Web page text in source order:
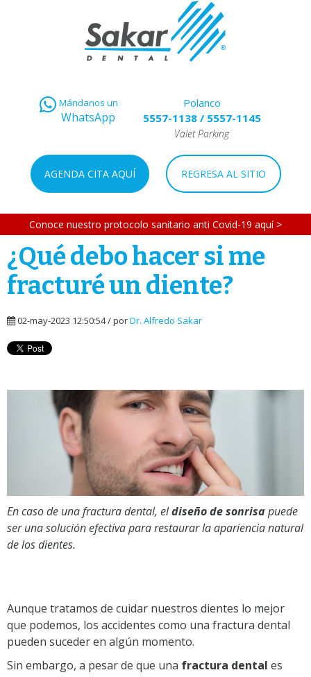
Mándanos un
WhatsApp
Polanco
5557-1138/ 5557-1145
Valet Parking
AGENDA CITA AQUÍ REGRESA AL SITIO
Conoce nuestro protocolo sanitario anti Covid-19 aquí >
¿Qué debo hacer si me
fracturé un diente?
02-may-2023 12:50:54 / porDr. Alfredo Sakar
En caso de una fractura dental, eldiseño de sonrisapuede
ser una solución efectiva para restaurar la apariencia natural
de los dientes.
Aunque tratamos de cuidar nuestros dientes lo mejor
que podemos, los accidentes como una fractura dental
pueden suceder en algún momento.
Sin embargo, a pesar de que una fractura dental es